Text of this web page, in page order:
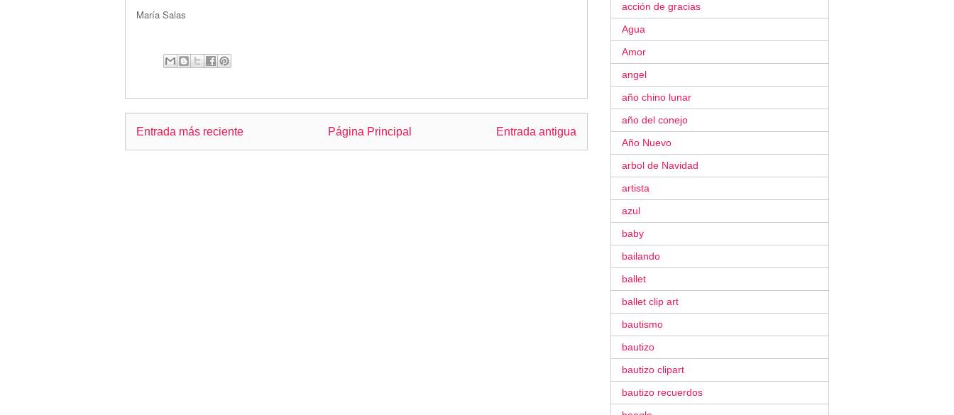
María Salas
Entrada más reciente Entrada antigua
Página Principal
acción de gracias
Agua
Amor
angel
año chino lunar
año del conejo
Año Nuevo
arbol de Navidad
artista
azul
baby
bailando
ballet
ballet clip art
bautismo
bautizo
bautizo clipart
bautizo recuerdos